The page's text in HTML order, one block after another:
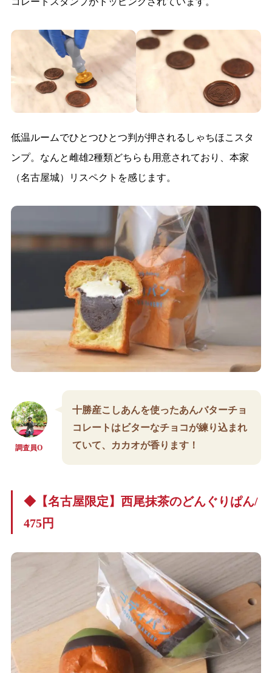
低温ルームでひとつひとつ判が押されるしゃちほこスタ
ンプ。なんと雌雄2種類どちらも用意されており、本家
（名古屋城）リスペクトを感じます。
調査員O
十勝産こしあんを使ったあんバターチョ
コレートはビターなチョコが練り込まれ
ていて、カカオが香ります！
◆【名古屋限定】西尾抹茶のどんぐりぱん/
475円